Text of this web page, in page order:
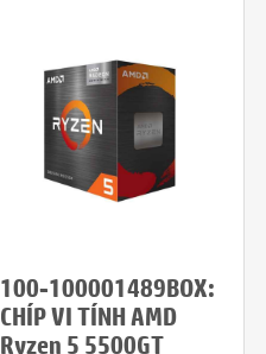
100-100001489BOX:
CHÍP VI TÍNH AMD
Ryzen 5 5500GT